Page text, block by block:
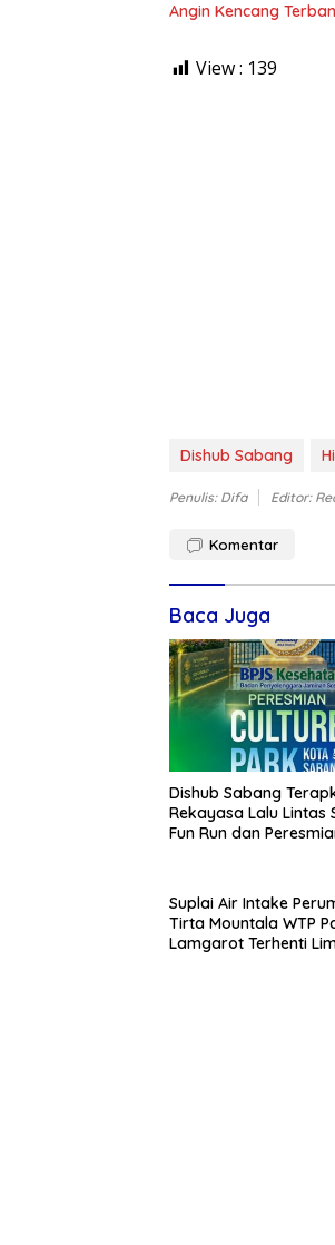
Angin Kencang
View : 139
Dishub Sabang
Penulis: Difa Editor:
Komentar
Baca Juga
Dishub Sabang
Rekayasa Lalu Lintas
Fun Run dan
Suplai Air Intake
Tirta Mountala WTP
Lamgarot Terhenti